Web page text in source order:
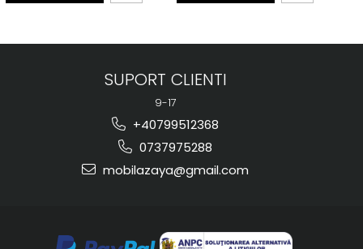
SUPORT CLIENTI
9-17
+40799512368
0737975288
mobilazaya@gmail.com